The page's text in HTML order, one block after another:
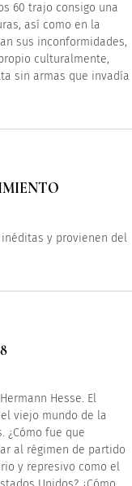
60 trajo consigo una
así como en la
sus inconformidades,
culturalmente,
sin armas que invadía
y provienen del
Hesse. El
viejo mundo de la
¿Cómo fue que
al régimen de partido
y represivo como el